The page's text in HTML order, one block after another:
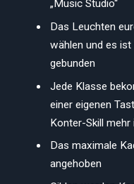
„Music Studio“
Das Leuchten
wählen und es
gebunden
Jede Klasse
einer eigenen
Konter-Skill mehr
Das maximale
angehoben